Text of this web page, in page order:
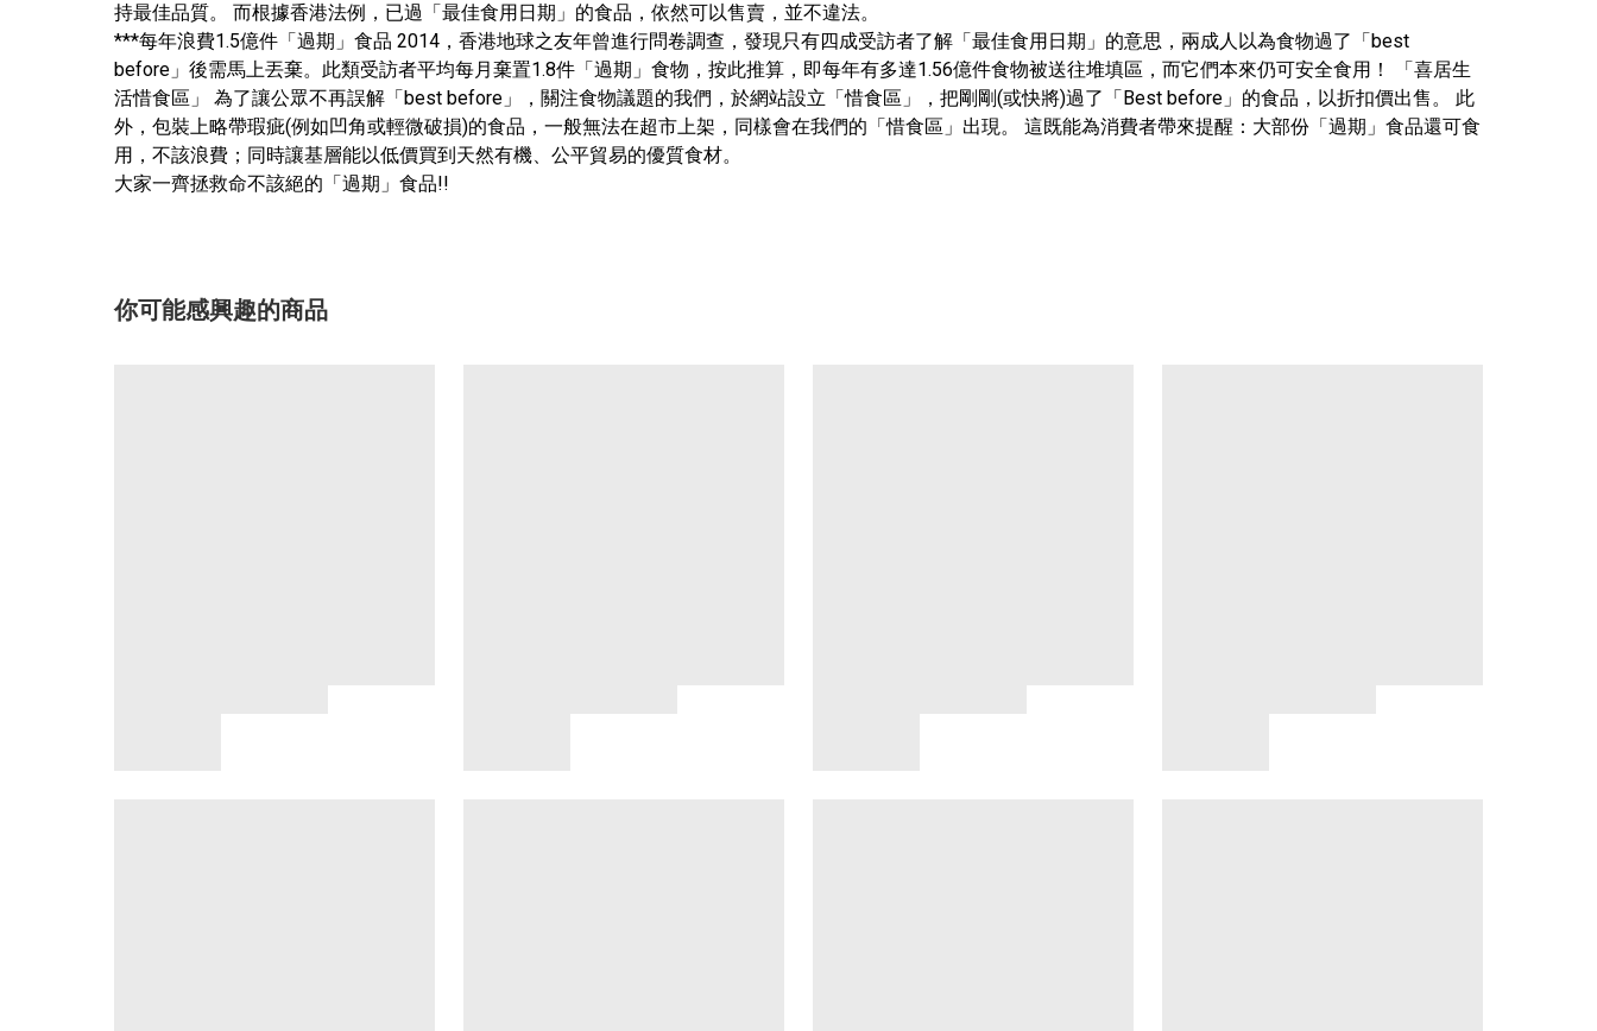
持最佳品質。 而根據香港法例，已過「最佳食用日期」的食品，依然可以售賣，並不違法。
***每年浪費1.5億件「過期」食品 2014，香港地球之友年曾進行問卷調查，發現只有四成受訪者了解「最佳食用日期」的意思，兩成人以為食物過了「best
before」後需馬上丟棄。此類受訪者平均每月棄置1.8件「過期」食物，按此推算，即每年有多達1.56億件食物被送往堆填區，而它們本來仍可安全食用！ 「喜居生
活惜食區」 為了讓公眾不再誤解「best before」，關注食物議題的我們，於網站設立「惜食區」，把剛剛(或快將)過了「Best before」的食品，以折扣價出售。 此
外，包裝上略帶瑕疵(例如凹角或輕微破損)的食品，一般無法在超市上架，同樣會在我們的「惜食區」出現。 這既能為消費者帶來提醒：大部份「過期」食品還可食
用，不該浪費；同時讓基層能以低價買到天然有機、公平貿易的優質食材。
大家一齊拯救命不該絕的「過期」食品!!
你可能感興趣的商品